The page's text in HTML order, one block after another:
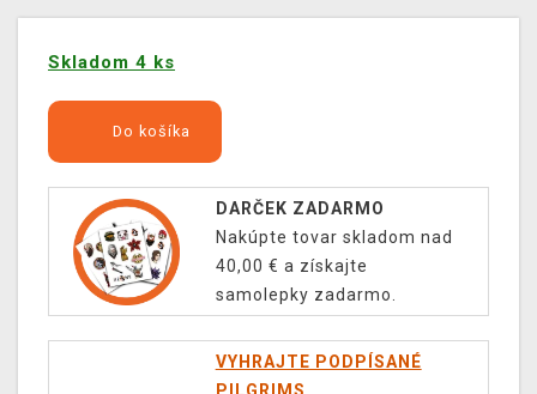
Skladom 4 ks
Do košíka
DARČEK ZADARMO
Nakúpte tovar skladom nad
40,00 € a získajte
samolepky zadarmo.
VYHRAJTE PODPÍSANÉ